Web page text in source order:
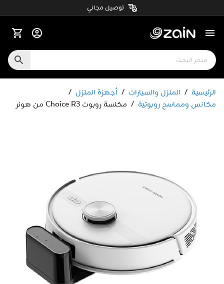
توصيل مجاني
الرئيسية / المنزل والسيارات / أجهزة المنزل /
مكانس ومماسح روبوتية / مكنسة روبوت Choice R3 من هونر